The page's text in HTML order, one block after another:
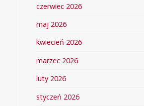
czerwiec 2026
maj 2026
kwiecień 2026
marzec 2026
luty 2026
styczeń 2026